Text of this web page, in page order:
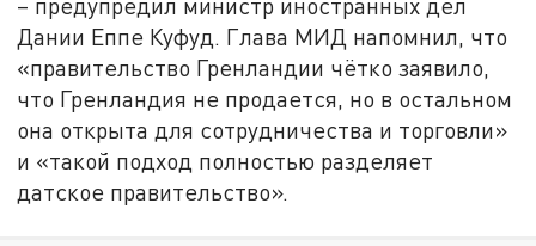
Дании Еппе Куфуд. Глава МИД напомнил, что
«правительство Гренландии чётко заявило,
что Гренландия не продается, но в остальном
она открыта для сотрудничества и торговли»
и «такой подход полностью разделяет
датское правительство».